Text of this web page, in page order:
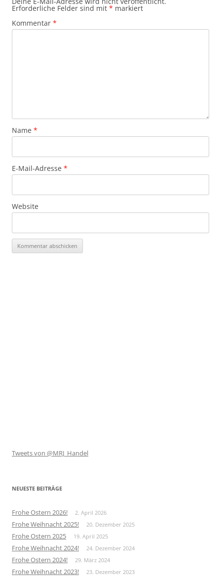
Erforderliche Felder sind mit * markiert
Kommentar *
Name *
E-Mail-Adresse *
Website
Tweets von @MRJ_Handel
NEUESTE BEITRÄGE
Frohe Ostern 2026! 2. April 2026
Frohe Weihnacht 2025! 20. Dezember 2025
Frohe Ostern 2025 19. April 2025
Frohe Weihnacht 2024! 24. Dezember 2024
Frohe Ostern 2024! 29. März 2024
Frohe Weihnacht 2023! 23. Dezember 2023